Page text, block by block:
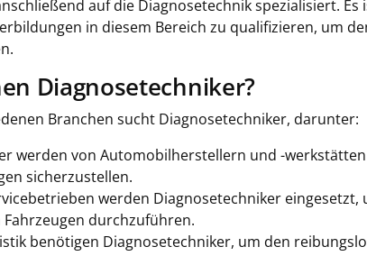
auf die Diagnosetechnik spezialisiert. Es
in diesem Bereich zu qualifizieren, um
Diagnosetechniker?
Branchen sucht Diagnosetechniker, darunter:
werden von Automobilherstellern und -
sicherzustellen.
werden Diagnosetechniker eingesetzt,
durchzuführen.
benötigen Diagnosetechniker, um den